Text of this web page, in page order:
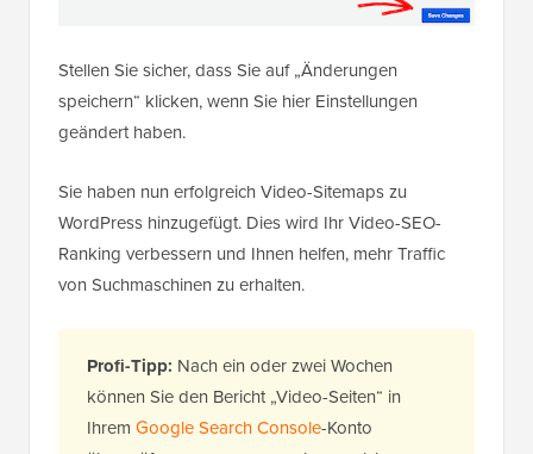
Stellen Sie sicher, dass Sie auf „Änderungen
speichern“ klicken, wenn Sie hier Einstellungen
geändert haben.
Sie haben nun erfolgreich Video-Sitemaps zu
WordPress hinzugefügt. Dies wird Ihr Video-SEO-
Ranking verbessern und Ihnen helfen, mehr Traffic
von Suchmaschinen zu erhalten.
Profi-Tipp: Nach ein oder zwei Wochen
können Sie den Bericht „Video-Seiten“ in
Ihrem Google Search Console-Konto